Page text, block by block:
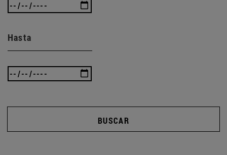
Hasta
BUSCAR